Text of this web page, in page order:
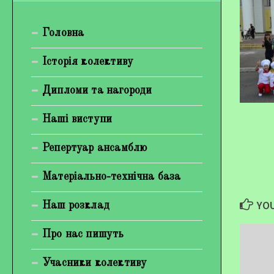
Гірієнко Ірина Михайлівна
Галерея
Відеогалерея
Фотогалерея
Головна
Історія колективу
Дипломи та нагороди
Наші виступи
Репертуар ансамблю
Матеріально-технічна база
Наш розклад
Про нас пишуть
Учасники колективу